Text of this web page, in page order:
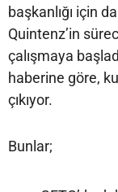
başkanlığı için
Quintenz’in
çalışmaya
haberine göre,
çıkıyor.
Bunlar;